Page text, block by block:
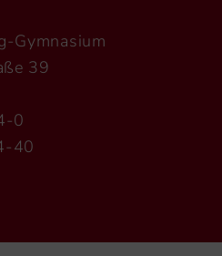
Gymnasium
39
0
40